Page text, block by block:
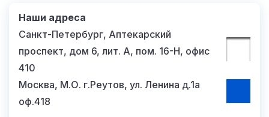
Наши адреса
Санкт-Петербург, Аптекарский
проспект, дом 6, лит. А, пом. 16-Н, офис
410
Москва, М.О. г.Реутов, ул. Ленина д.1а
оф.418